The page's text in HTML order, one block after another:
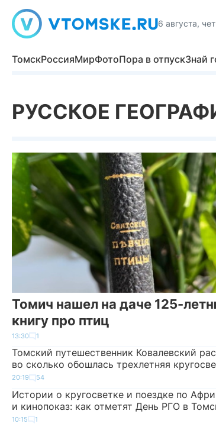
6 августа,
ТомскРоссияМирФотоПора в отпускЗнай
РУССКОЕ
Томич нашел на даче 125-
книгу про птиц
13:30 1
Томский путешественник Ковалевский
во сколько обошлась трехлетняя
20:19 54
Истории о кругосветке и поездке по
и кинопоказ: как отметят День РГО в
10:15 1